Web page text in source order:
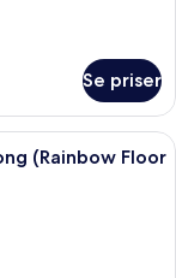
Se priser
(Rainbow Floor